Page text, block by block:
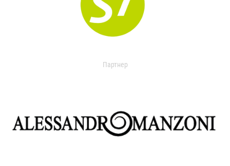
Партнер